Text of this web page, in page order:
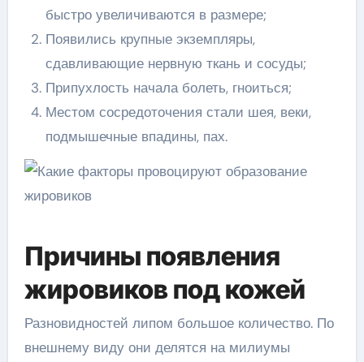
быстро увеличиваются в размере;
Появились крупные экземпляры,
сдавливающие нервную ткань и сосуды;
Припухлость начала болеть, гноиться;
Местом сосредоточения стали шея, веки,
подмышечные впадины, пах.
Причины появления
жировиков под кожей
Разновидностей липом большое количество. По
внешнему виду они делятся на милиумы